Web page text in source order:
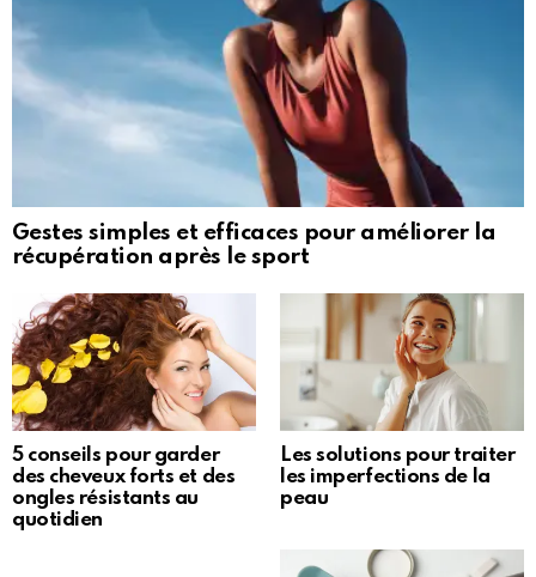
Gestes simples et efficaces pour améliorer la
récupération après le sport
5 conseils pour garder
des cheveux forts et des
ongles résistants au
quotidien
Les solutions pour traiter
les imperfections de la
peau